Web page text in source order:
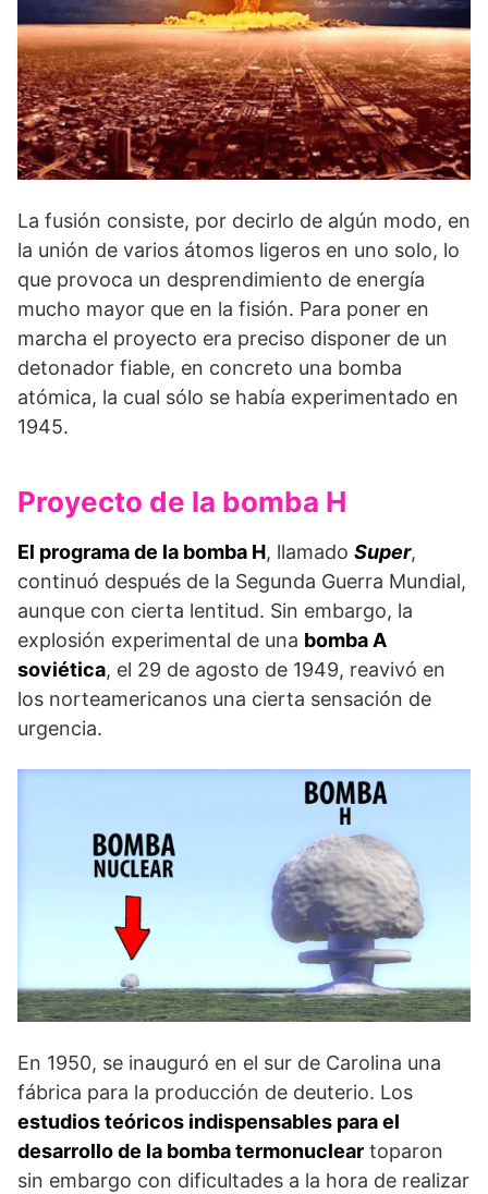
La fusión consiste, por decirlo de algún modo, en
la unión de varios átomos ligeros en uno solo, lo
que provoca un desprendimiento de energía
mucho mayor que en la fisión. Para poner en
marcha el proyecto era preciso disponer de un
detonador fiable, en concreto una bomba
atómica, la cual sólo se había experimentado en
1945.
Proyecto de la bomba H
El programa de la bomba H, llamado Super,
continuó después de la Segunda Guerra Mundial,
aunque con cierta lentitud. Sin embargo, la
explosión experimental de una bomba A
soviética, el 29 de agosto de 1949, reavivó en
los norteamericanos una cierta sensación de
urgencia.
En 1950, se inauguró en el sur de Carolina una
fábrica para la producción de deuterio. Los
estudios teóricos indispensables para el
desarrollo de la bomba termonuclear topa­ron
sin embargo con dificultades a la hora de realizar